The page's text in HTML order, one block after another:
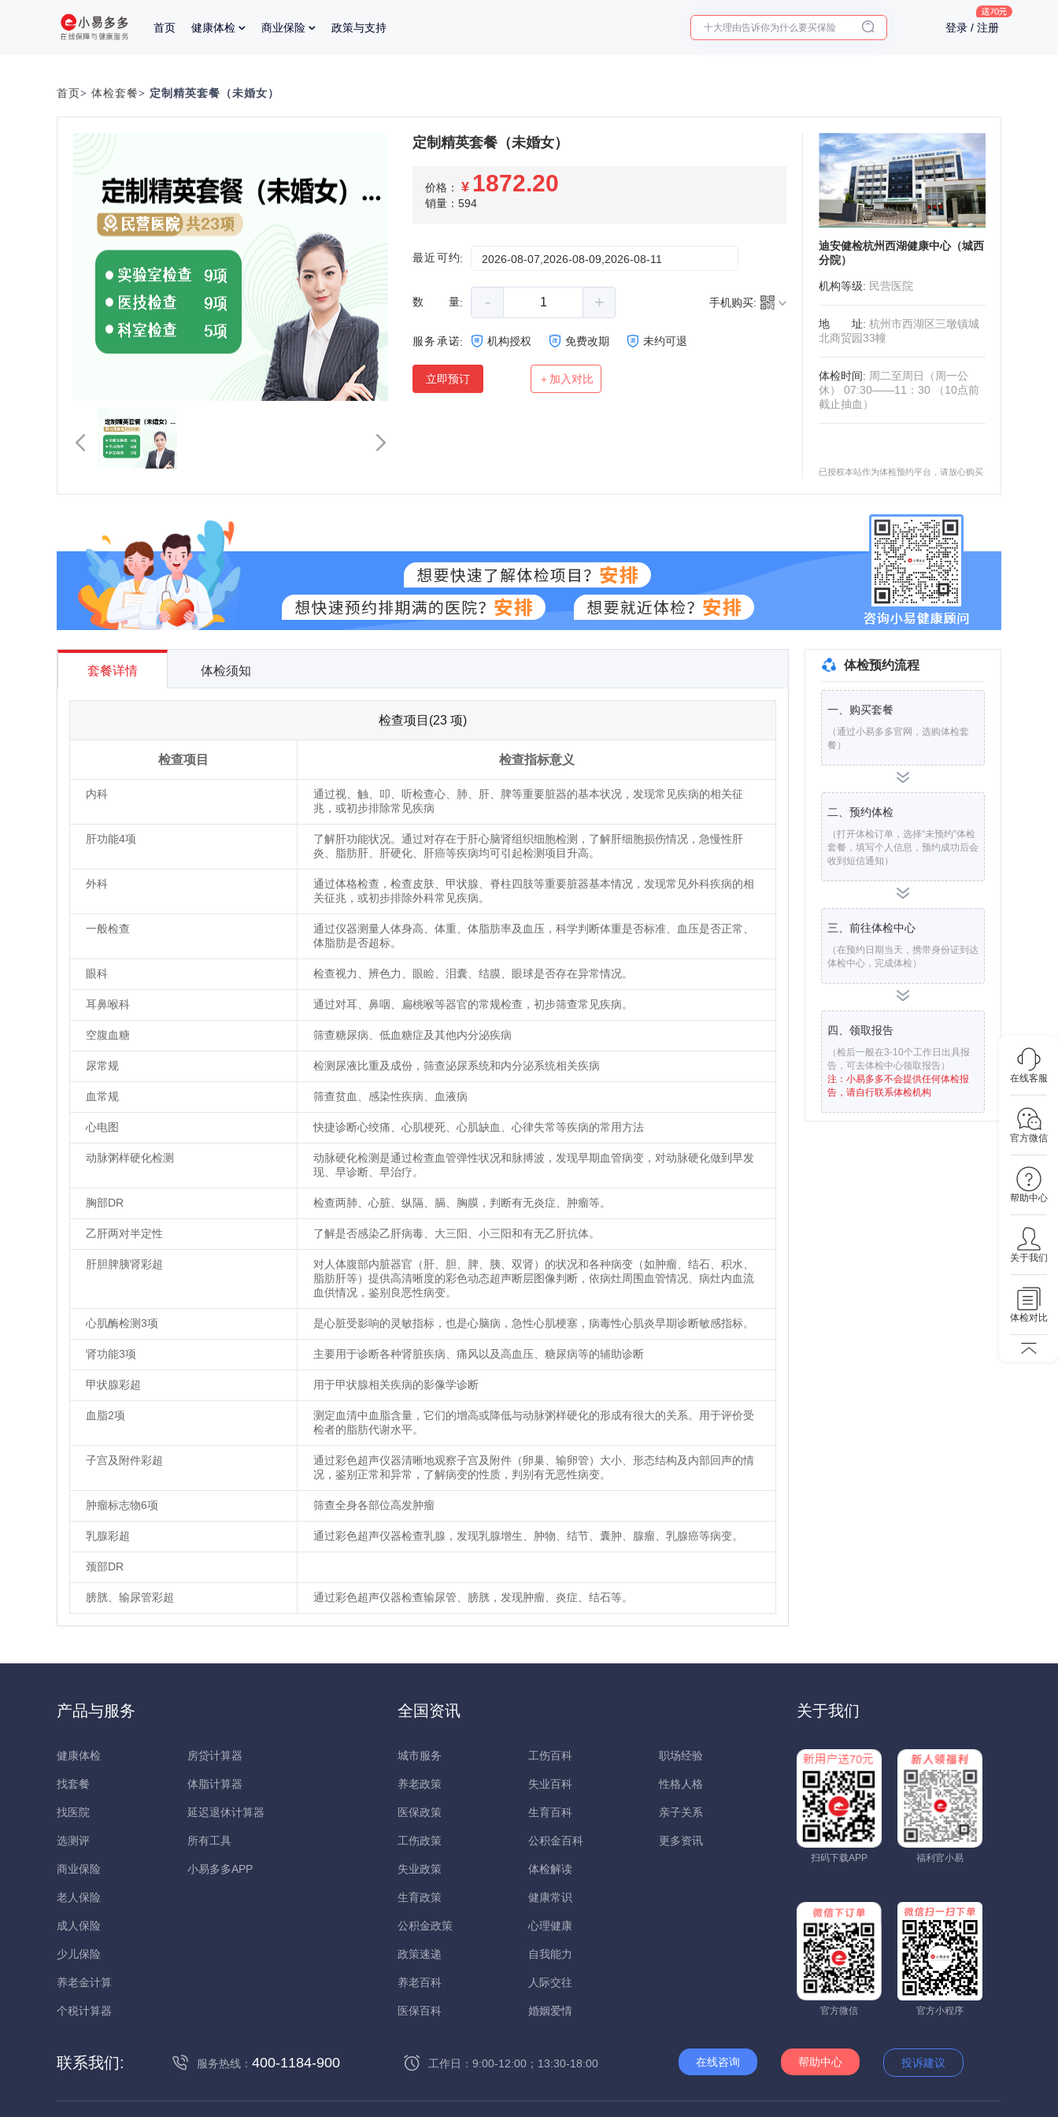
首页 健康体检 商业保险 政策与支持 入职体检在线预约 登录 / 注册
在线客服
官方微信
帮助中心
关于我们
体检对比
首页> 体检套餐> 定制精英套餐（未婚女）
定制精英套餐（未婚女）
价格： ¥ 1872.20
销量：594
最近可约: 2026-08-07,2026-08-09,2026-08-11
数量: - + 手机购买:
服务承诺: 机构授权 免费改期 未约可退
立即预订 ＋加入对比
迪安健检杭州西湖健康中心（城西
分院）
机构等级: 民营医院
地址: 杭州市西湖区三墩镇城
北商贸园33幢
体检时间: 周二至周日（周一公
休） 07:30——11：30 （10点前
截止抽血）
已授权本站作为体检预约平台，请放心购买
套餐详情 体检须知
检查项目(23 项)
检查项目 检查指标意义
内科
通过视、触、叩、听检查心、肺、肝、脾等重要脏器的基本状况，发现常见疾病的相关征
兆，或初步排除常见疾病
肝功能4项
了解肝功能状况。通过对存在于肝心脑肾组织细胞检测，了解肝细胞损伤情况，急慢性肝
炎、脂肪肝、肝硬化、肝癌等疾病均可引起检测项目升高。
外科
通过体格检查，检查皮肤、甲状腺、脊柱四肢等重要脏器基本情况，发现常见外科疾病的相
关征兆，或初步排除外科常见疾病。
一般检查
通过仪器测量人体身高、体重、体脂肪率及血压，科学判断体重是否标准、血压是否正常、
体脂肪是否超标。
眼科 检查视力、辨色力、眼睑、泪囊、结膜、眼球是否存在异常情况。
耳鼻喉科 通过对耳、鼻咽、扁桃喉等器官的常规检查，初步筛查常见疾病。
空腹血糖 筛查糖尿病、低血糖症及其他内分泌疾病
尿常规 检测尿液比重及成份，筛查泌尿系统和内分泌系统相关疾病
血常规 筛查贫血、感染性疾病、血液病
心电图 快捷诊断心绞痛、心肌梗死、心肌缺血、心律失常等疾病的常用方法
动脉粥样硬化检测
动脉硬化检测是通过检查血管弹性状况和脉搏波，发现早期血管病变，对动脉硬化做到早发
现、早诊断、早治疗。
胸部DR 检查两肺、心脏、纵隔、膈、胸膜，判断有无炎症、肿瘤等。
乙肝两对半定性 了解是否感染乙肝病毒、大三阳、小三阳和有无乙肝抗体。
肝胆脾胰肾彩超
对人体腹部内脏器官（肝、胆、脾、胰、双肾）的状况和各种病变（如肿瘤、结石、积水、
脂肪肝等）提供高清晰度的彩色动态超声断层图像判断，依病灶周围血管情况、病灶内血流
血供情况，鉴别良恶性病变。
心肌酶检测3项 是心脏受影响的灵敏指标，也是心脑病，急性心肌梗塞，病毒性心肌炎早期诊断敏感指标。
肾功能3项 主要用于诊断各种肾脏疾病、痛风以及高血压、糖尿病等的辅助诊断
甲状腺彩超 用于甲状腺相关疾病的影像学诊断
血脂2项
测定血清中血脂含量，它们的增高或降低与动脉粥样硬化的形成有很大的关系。用于评价受
检者的脂肪代谢水平。
子宫及附件彩超
通过彩色超声仪器清晰地观察子宫及附件（卵巢、输卵管）大小、形态结构及内部回声的情
况，鉴别正常和异常，了解病变的性质，判别有无恶性病变。
肿瘤标志物6项 筛查全身各部位高发肿瘤
乳腺彩超 通过彩色超声仪器检查乳腺，发现乳腺增生、肿物、结节、囊肿、腺瘤、乳腺癌等病变。
颈部DR
膀胱、输尿管彩超 通过彩色超声仪器检查输尿管、膀胱，发现肿瘤、炎症、结石等。
体检预约流程
一、购买套餐
（通过小易多多官网，选购体检套
餐）
二、预约体检
（打开体检订单，选择“未预约”体检
套餐，填写个人信息，预约成功后会
收到短信通知）
三、前往体检中心
（在预约日期当天，携带身份证到达
体检中心，完成体检）
四、领取报告
（检后一般在3-10个工作日出具报
告，可去体检中心领取报告）
注：小易多多不会提供任何体检报
告，请自行联系体检机构
产品与服务
健康体检
找套餐
找医院
选测评
商业保险
老人保险
成人保险
少儿保险
养老金计算
个税计算器
房贷计算器
体脂计算器
延迟退休计算器
所有工具
小易多多APP
全国资讯
城市服务
养老政策
医保政策
工伤政策
失业政策
生育政策
公积金政策
政策速递
养老百科
医保百科
工伤百科
失业百科
生育百科
公积金百科
体检解读
健康常识
心理健康
自我能力
人际交往
婚姻爱情
职场经验
性格人格
亲子关系
更多资讯
关于我们
扫码下载APP 福利官小易
官方微信 官方小程序
联系我们: 服务热线： 400-1184-900 工作日：9:00-12:00；13:30-18:00 在线咨询 帮助中心 投诉建议